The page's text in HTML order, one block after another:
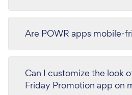
Are POWR apps mobile-
Can I customize the look
Friday Promotion app on